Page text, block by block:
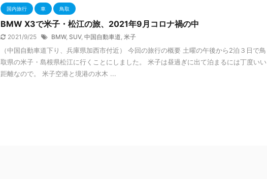
国内旅行 車 鳥取
BMW X3で米子・松江の旅、2021年9月コロナ禍の中
2021/9/25 BMW, SUV, 中国自動車道, 米子
（中国自動車道下り、兵庫県加西市付近） 今回の旅行の概要 土曜の午後から2泊３日で鳥
取県の米子・島根県松江に行くことにしました。 米子は昼過ぎに出て泊まるには丁度いい
距離なので。 米子空港と境港の水木 ...